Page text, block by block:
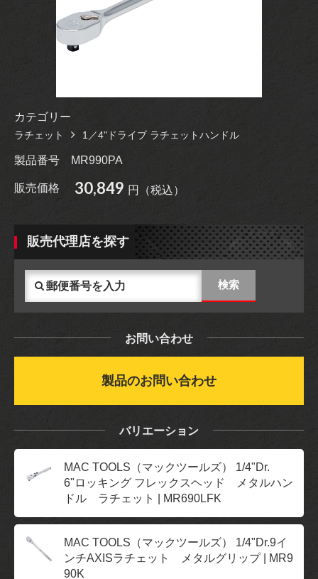
カテゴリー
ラチェット 1／4"ドライブ ラチェットハンドル
製品番号 MR990PA
販売価格 30,849 円（税込）
販売代理店を探す
お問い合わせ
製品のお問い合わせ
バリエーション
MAC TOOLS（マックツールズ） 1/4"Dr.
6"ロッキング フレックスヘッド メタルハン
ドル ラチェット | MR690LFK
MAC TOOLS（マックツールズ） 1/4"Dr.9イ
ンチAXISラチェット メタルグリップ | MR9
90K